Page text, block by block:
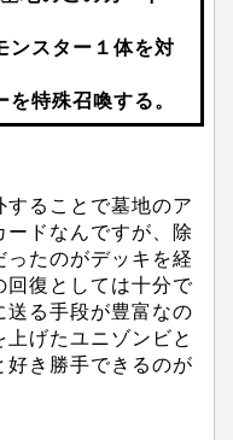
ンスター１体を対
特殊召喚する。
ることで墓地のア
ドなんですが、除
たのがデッキを経
回復としては十分で
る手段が豊富なの
げたユニゾンビと
好き勝手できるのが